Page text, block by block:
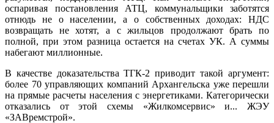
оспаривая постановления АТЦ, коммунальщики заботятся
отнюдь не о населении, а о собственных доходах: НДС
возвращать не хотят, а с жильцов продолжают брать по
полной, при этом разница остается на счетах УК. А суммы
набегают миллионные.
В качестве доказательства ТГК-2 приводит такой аргумент:
более 70 управляющих компаний Архангельска уже перешли
на прямые расчеты населения с энергетиками. Категорически
отказались от этой схемы «Жилкомсервис» и... ЖЭУ
«ЗАВремстрой».